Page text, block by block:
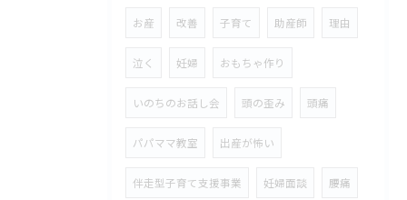
お産 改善 子育て 助産師 理由
泣く 妊婦 おもちゃ作り
いのちのお話し会 頭の歪み 頭痛
パパママ教室 出産が怖い
伴走型子育て支援事業 妊婦面談 腰痛